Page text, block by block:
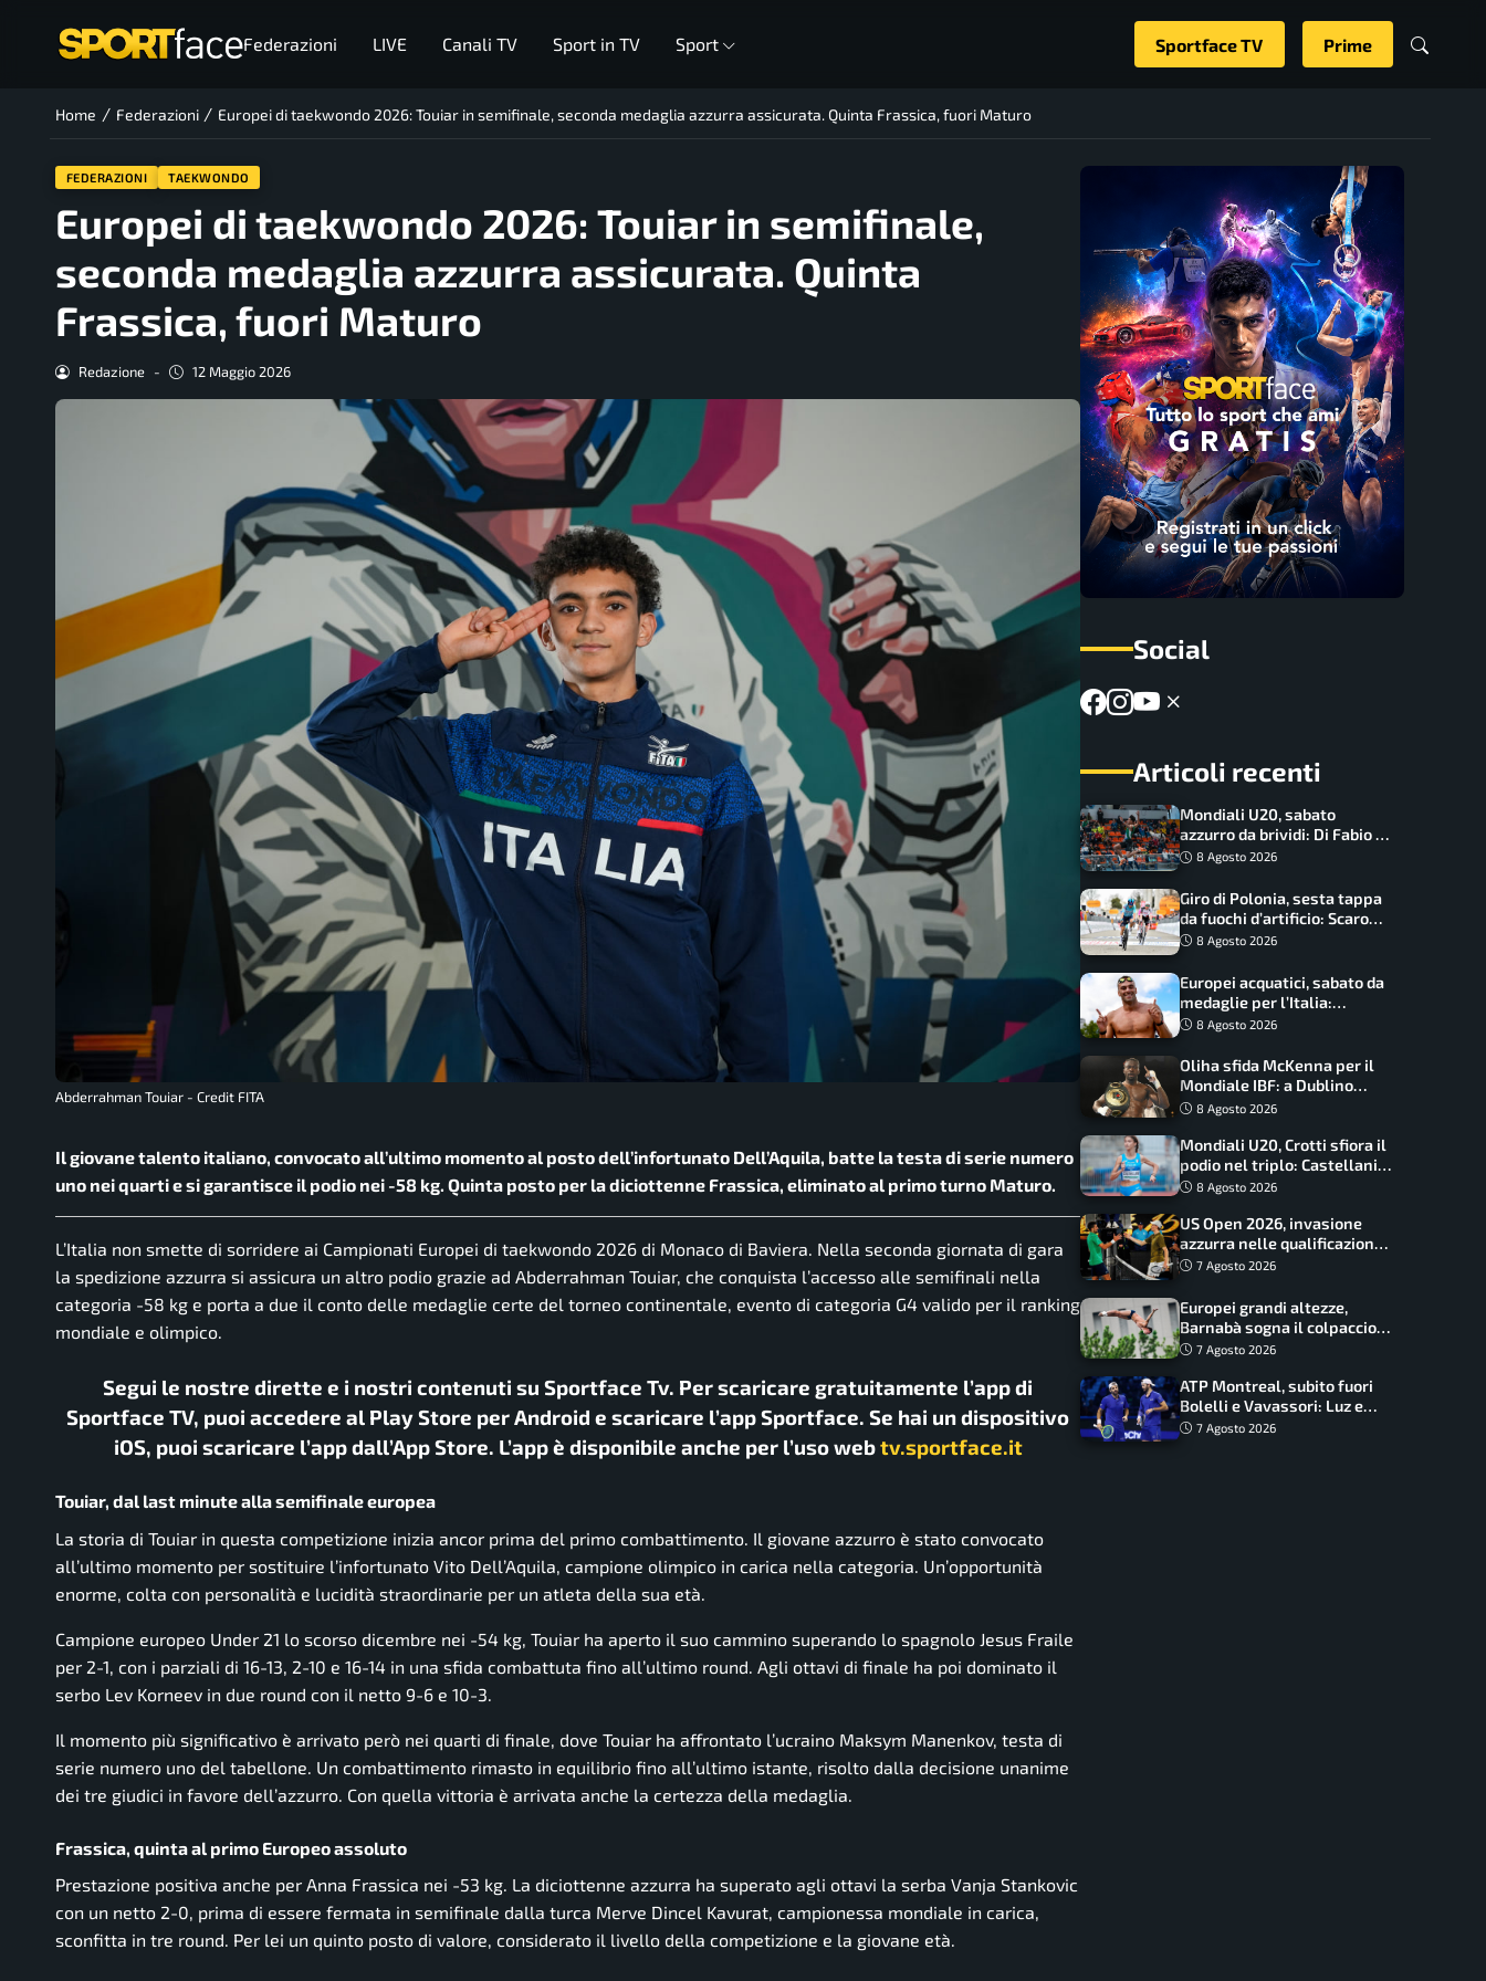
Federazioni LIVE Canali TV Sport in TV Sport Sportface TV Prime
Home / Federazioni / Europei di taekwondo 2026: Touiar in semifinale, seconda medaglia azzurra assicurata. Quinta Frassica, fuori Maturo
FEDERAZIONI TAEKWONDO
Europei di taekwondo 2026: Touiar in semifinale,
seconda medaglia azzurra assicurata. Quinta
Frassica, fuori Maturo
Redazione - 12 Maggio 2026
Abderrahman Touiar - Credit FITA
Il giovane talento italiano, convocato all’ultimo momento al posto dell’infortunato Dell’Aquila, batte la testa di serie numero
uno nei quarti e si garantisce il podio nei -58 kg. Quinta posto per la diciottenne Frassica, eliminato al primo turno Maturo.
L’Italia non smette di sorridere ai Campionati Europei di taekwondo 2026 di Monaco di Baviera. Nella seconda giornata di gara
la spedizione azzurra si assicura un altro podio grazie ad Abderrahman Touiar, che conquista l’accesso alle semifinali nella
categoria -58 kg e porta a due il conto delle medaglie certe del torneo continentale, evento di categoria G4 valido per il ranking
mondiale e olimpico.
Segui le nostre dirette e i nostri contenuti su Sportface Tv. Per scaricare gratuitamente l’app di
Sportface TV, puoi accedere al Play Store per Android e scaricare l’app Sportface. Se hai un dispositivo
iOS, puoi scaricare l’app dall’App Store. L’app è disponibile anche per l’uso webtv.sportface.it
Touiar, dal last minute alla semifinale europea
La storia di Touiar in questa competizione inizia ancor prima del primo combattimento. Il giovane azzurro è stato convocato
all’ultimo momento per sostituire l’infortunato Vito Dell’Aquila, campione olimpico in carica nella categoria. Un’opportunità
enorme, colta con personalità e lucidità straordinarie per un atleta della sua età.
Campione europeo Under 21 lo scorso dicembre nei -54 kg, Touiar ha aperto il suo cammino superando lo spagnolo Jesus Fraile
per 2-1, con i parziali di 16-13, 2-10 e 16-14 in una sfida combattuta fino all’ultimo round. Agli ottavi di finale ha poi dominato il
serbo Lev Korneev in due round con il netto 9-6 e 10-3.
Il momento più significativo è arrivato però nei quarti di finale, dove Touiar ha affrontato l’ucraino Maksym Manenkov, testa di
serie numero uno del tabellone. Un combattimento rimasto in equilibrio fino all’ultimo istante, risolto dalla decisione unanime
dei tre giudici in favore dell’azzurro. Con quella vittoria è arrivata anche la certezza della medaglia.
Frassica, quinta al primo Europeo assoluto
Prestazione positiva anche per Anna Frassica nei -53 kg. La diciottenne azzurra ha superato agli ottavi la serba Vanja Stankovic
con un netto 2-0, prima di essere fermata in semifinale dalla turca Merve Dincel Kavurat, campionessa mondiale in carica,
sconfitta in tre round. Per lei un quinto posto di valore, considerato il livello della competizione e la giovane età.
Social
Articoli recenti
Mondiali U20, sabato
azzurro da brividi: Di Fabio e
Inzoli sognano le medaglie,
8 Agosto 2026
Giro di Polonia, sesta tappa
da fuochi d’artificio: Scaroni
può attaccare la maglia di
8 Agosto 2026
Europei acquatici, sabato da
medaglie per l’Italia:
Paltrinieri guida la staffetta,
grandi altezze
8 Agosto 2026
Oliha sfida McKenna per il
Mondiale IBF: a Dublino
serve l’impresa nella tana
8 Agosto 2026
Mondiali U20, Crotti sfiora il
podio nel triplo: Castellani
da record, Succo in finale
8 Agosto 2026
US Open 2026, invasione
azzurra nelle qualificazioni:
17 italiani a caccia del main
7 Agosto 2026
Europei grandi altezze,
Barnabà sogna il colpaccio:
è leader a metà gara, Baraldi
7 Agosto 2026
ATP Montreal, subito fuori
Bolelli e Vavassori: Luz e
Matos fermano gli azzurri
7 Agosto 2026